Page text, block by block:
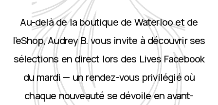
Au-delà de la boutique de Waterloo et de
l’eShop, Audrey B. vous invite à découvrir ses
sélections en direct lors des Lives Facebook
du mardi — un rendez-vous privilégié où
chaque nouveauté se dévoile en avant-